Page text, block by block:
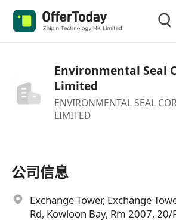
Environmental Seal
Limited
ENVIRONMENTAL SEAL
LIMITED
公司信息
Exchange Tower, Exchange
Rd, Kowloon Bay, Rm 2007, 20/